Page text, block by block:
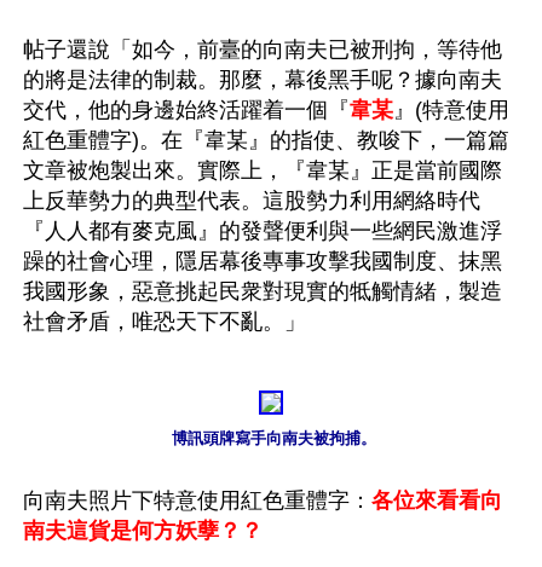
帖子還說「如今，前臺的向南夫已被刑拘，等待他
的將是法律的制裁。那麼，幕後黑手呢？據向南夫
交代，他的身邊始終活躍着一個『韋某 』(特意使用
紅色重體字)。在『韋某』的指使、教唆下，一篇篇
文章被炮製出來。實際上，『韋某』正是當前國際
上反華勢力的典型代表。這股勢力利用網絡時代
『人人都有麥克風』的發聲便利與一些網民激進浮
躁的社會心理，隱居幕後專事攻擊我國制度、抹黑
我國形象，惡意挑起民衆對現實的牴觸情緒，製造
社會矛盾，唯恐天下不亂。」
博訊頭牌寫手向南夫被拘捕。
向南夫照片下特意使用紅色重體字： 各位來看看向
南夫這貨是何方妖孽？？